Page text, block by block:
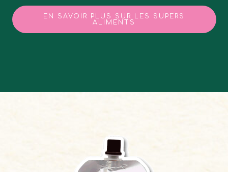
EN SAVOIR PLUS SUR LES SUPERS
ALIMENTS